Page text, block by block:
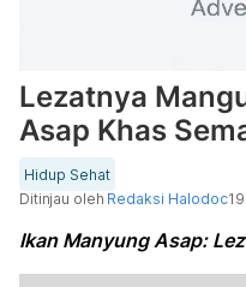
Lezatnya
Asap Khas
Hidup Sehat
Ditinjau oleh Redaksi Halodoc
Ikan Manyung Asap: